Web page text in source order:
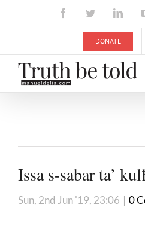
FacebookTwitter
DONATE
Issa s-sabar ta’
Sun, 2nd Jun '19, 23:06 | 0